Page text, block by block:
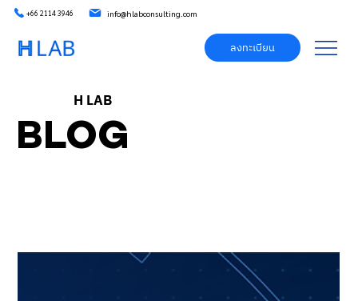
+66 2114 3946 info@hlabconsulting.com
ลงทะเบียน
H LAB
BLOG